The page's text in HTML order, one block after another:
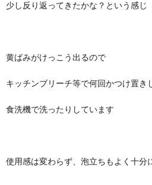
少し反り返ってきたかな？という感じ
黄ばみがけっこう出るので
キッチンブリーチ等で何回かつけ置き
食洗機で洗ったりしています
使用感は変わらず、泡立ちもよく十分